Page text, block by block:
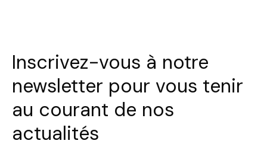
Inscrivez-vous à notre
newsletter pour vous tenir
au courant de nos
actualités